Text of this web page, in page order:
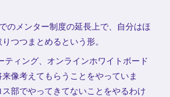
のメンター制度の延長上で、自分はほ
つつまとめるという形。
ティング、オンラインホワイトボード
像考えてもらうことをやっていま
部でやってきてないことをやるわけ